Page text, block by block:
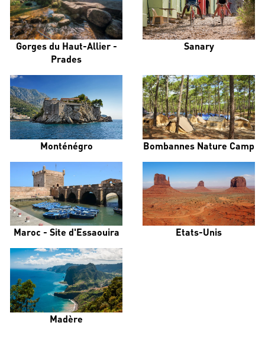
Gorges du Haut-Allier -
Prades
Sanary
Monténégro Bombannes Nature Camp
Maroc - Site d'Essaouira Etats-Unis
Madère